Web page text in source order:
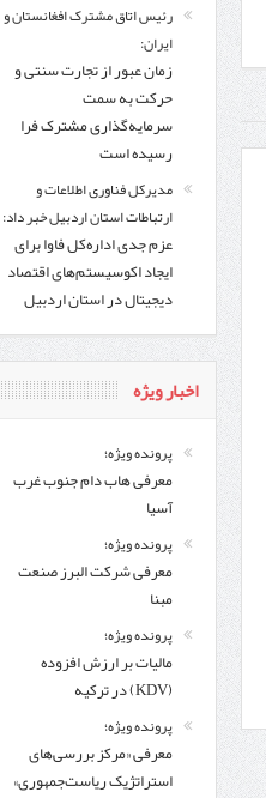
رئیس اتاق مشترک افغانستان و
ایران:
زمان عبور از تجارت سنتی و
حرکت به سمت
سرمایه‌گذاری مشترک فرا
رسیده است
مدیرکل فناوری اطلاعات و
ارتباطات استان اردبیل خبر داد:
عزم جدی اداره‌کل فاوا برای
ایجاد اکوسیستم‌های اقتصاد
دیجیتال در استان اردبیل
اخبار ویژه
پرونده ویژه؛
معرفی هاب دام جنوب غرب
آسیا
پرونده ویژه؛
معرفی شركت البرز صنعت
مبنا
پرونده ویژه؛
مالیات بر ارزش افزوده
(KDV) در ترکیه
پرونده ویژه؛
معرفی «مرکز بررسی‌های
استراتژیک ریاست‌جمهوری»